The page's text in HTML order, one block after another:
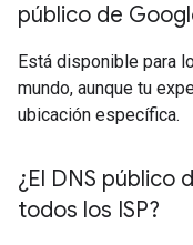
público de
Está disponible para
mundo, aunque tu
ubicación específica.
¿El DNS público
todos los ISP?